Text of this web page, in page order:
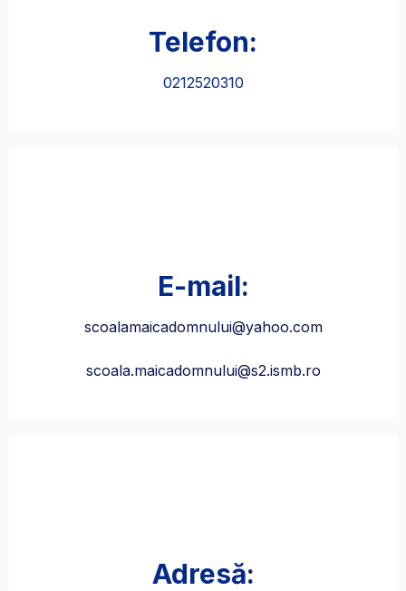
Telefon:​
0212520310
E-mail:​
scoalamaicadomnului@yahoo.com
scoala.maicadomnului@s2.ismb.ro
Adresă: